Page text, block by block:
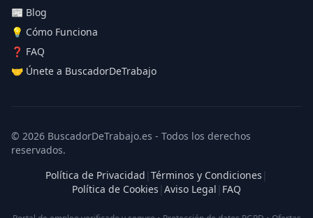
📰 Blog
💡 Cómo Funciona
❓ FAQ
🤝 Únete a BuscadorDeTrabajo
© 2026 BuscadorDeTrabajo.es - Todos los derechos
reservados.
Política de Privacidad | Términos y Condiciones |
Política de Cookies | Aviso Legal | FAQ